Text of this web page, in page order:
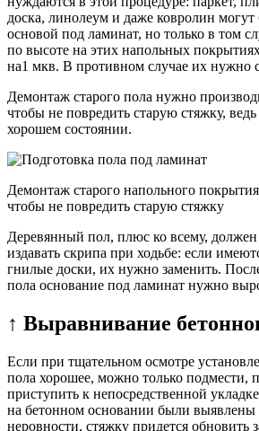
доска, линолеум и даже ковролин могут
основой под ламинат, но только в том
по высоте на этих напольных
на1 мкв. В противном случае их нужно
Демонтаж старого пола нужно
чтобы не повредить старую стяжку,
хорошем состоянии.
Демонтаж старого напольного
чтобы не повредить старую стяжку
Деревянный пол, плюс ко всему,
издавать скрипа при ходьбе: если
гнилые доски, их нужно заменить.
пола основание под ламинат нужно
↑ Выравнивание
Если при тщательном осмотре
пола хорошее, можно только подмести,
приступить к непосредственной
на бетонном основании были выявлены
неровности, стяжку придется обновить